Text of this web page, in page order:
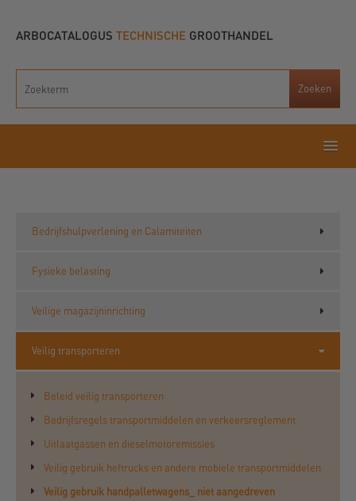
ARBOCATALOGUS TECHNISCHE GROOTHANDEL
Bedrijfshulpverlening en Calamiteiten
Fysieke belasting
Veilige magazijninrichting
Veilig transporteren
Beleid veilig transporteren
Bedrijfsregels transportmiddelen en verkeersreglement
Uitlaatgassen en dieselmotoremissies
Veilig gebruik heftrucks en andere mobiele transportmiddelen
Veilig gebruik handpalletwagens_ niet aangedreven